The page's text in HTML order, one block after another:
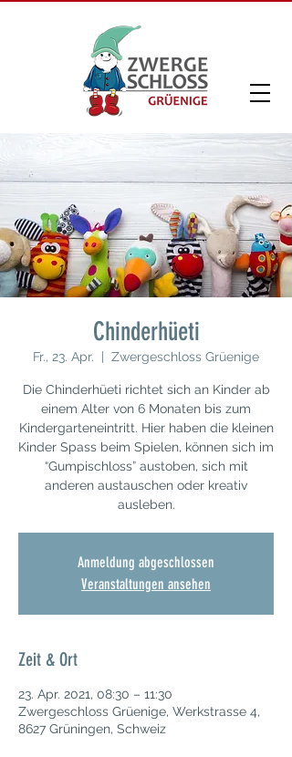
Chinderhüeti
Fr., 23. Apr. Zwergeschloss Grüenige
Die Chinderhüeti richtet sich an Kinder ab
einem Alter von 6 Monaten bis zum
Kindergarteneintritt. Hier haben die kleinen
Kinder Spass beim Spielen, können sich im
“Gumpischloss” austoben, sich mit
anderen austauschen oder kreativ
ausleben.
Anmeldung abgeschlossen
Veranstaltungen ansehen
Zeit & Ort
23. Apr. 2021, 08:30 – 11:30
Zwergeschloss Grüenige, Werkstrasse 4,
8627 Grüningen, Schweiz